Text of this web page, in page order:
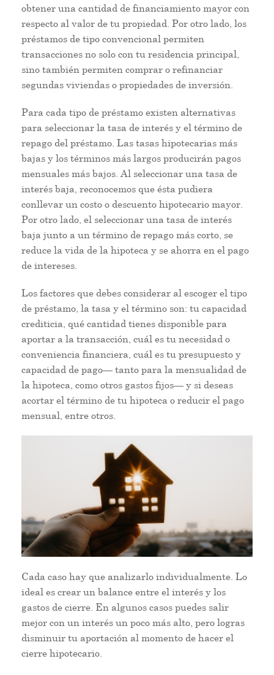
obtener una cantidad de financiamiento mayor con
respecto al valor de tu propiedad. Por otro lado, los
préstamos de tipo convencional permiten
transacciones no solo con tu residencia principal,
sino también permiten comprar o refinanciar
segundas viviendas o propiedades de inversión.
Para cada tipo de préstamo existen alternativas
para seleccionar la tasa de interés y el término de
repago del préstamo. Las tasas hipotecarias más
bajas y los términos más largos producirán pagos
mensuales más bajos. Al seleccionar una tasa de
interés baja, reconocemos que ésta pudiera
conllevar un costo o descuento hipotecario mayor.
Por otro lado, el seleccionar una tasa de interés
baja junto a un término de repago más corto, se
reduce la vida de la hipoteca y se ahorra en el pago
de intereses.
Los factores que debes considerar al escoger el tipo
de préstamo, la tasa y el término son: tu capacidad
crediticia, qué cantidad tienes disponible para
aportar a la transacción, cuál es tu necesidad o
conveniencia financiera, cuál es tu presupuesto y
capacidad de pago— tanto para la mensualidad de
la hipoteca, como otros gastos fijos— y si deseas
acortar el término de tu hipoteca o reducir el pago
mensual, entre otros.
Cada caso hay que analizarlo individualmente. Lo
ideal es crear un balance entre el interés y los
gastos de cierre. En algunos casos puedes salir
mejor con un interés un poco más alto, pero logras
disminuir tu aportación al momento de hacer el
cierre hipotecario.